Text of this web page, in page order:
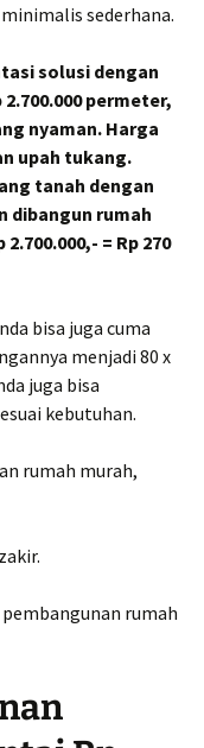
sederhana.
solusi dengan
permeter,
nyaman. Harga
upah tukang.
tanah dengan
dibangun rumah
= Rp 270
bisa juga cuma
menjadi 80 x
juga bisa
kebutuhan.
rumah murah,
rumah